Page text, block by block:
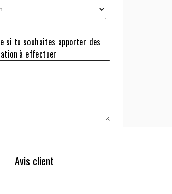
si tu souhaites apporter des
à effectuer
Avis client